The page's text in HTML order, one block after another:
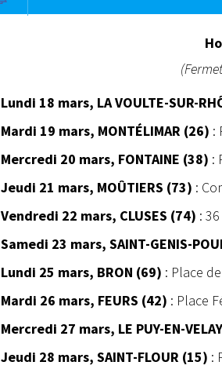
Lundi 18 mars, LA VOULTE-SUR-
Mardi 19 mars, MONTÉLIMAR (26) :
Mercredi 20 mars, FONTAINE (38) :
Jeudi 21 mars, MOÛTIERS (73) :
Vendredi 22 mars, CLUSES (74) :
Samedi 23 mars, SAINT-GENIS-
Lundi 25 mars, BRON (69) : Place
Mardi 26 mars, FEURS (42) : Place
Mercredi 27 mars, LE PUY-EN-
Jeudi 28 mars, SAINT-FLOUR (15) :